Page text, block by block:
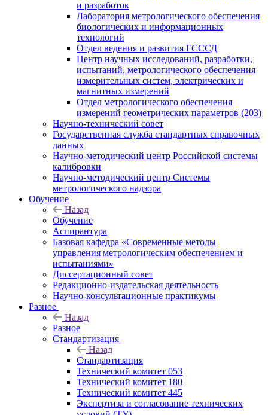
и разработок
Лаборатория метрологического обеспечения
биологических и информационных
технологий
Отдел ведения и развития ГСССД
Центр научных исследований, разработки,
испытаний, метрологического обеспечения
измерительных систем, электрических и
магнитных измерений
Отдел метрологического обеспечения
измерений геометрических параметров (203)
Научно-технический совет
Государственная служба стандартных справочных
данных
Научно-методический центр Российской системы
калибровки
Научно-методический центр Системы
метрологического надзора
Обучение
Назад
Обучение
Аспирантура
Базовая кафедра «Современные методы
управления метрологическим обеспечением и
испытаниями»
Диссертационный совет
Редакционно-издательская деятельность
Научно-консультационные практикумы
Разное
Назад
Разное
Стандартизация
Назад
Стандартизация
Технический комитет 053
Технический комитет 180
Технический комитет 445
Экспертиза и согласование технических